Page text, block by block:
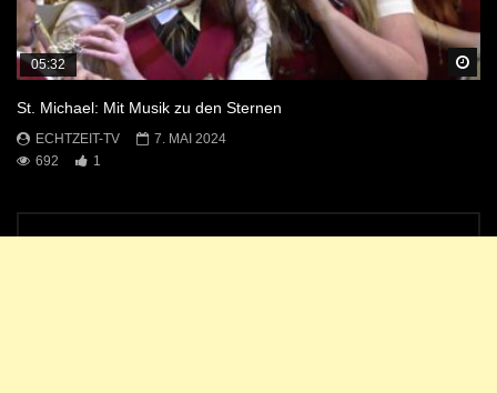
05:32
St. Michael: Mit Musik zu den Sternen
ECHTZEIT-TV
7. MAI 2024
692
1